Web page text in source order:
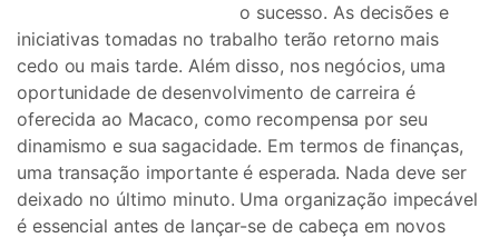
o sucesso. As decisões e
iniciativas tomadas no trabalho terão retorno mais
cedo ou mais tarde. Além disso, nos negócios, uma
oportunidade de desenvolvimento de carreira é
oferecida ao Macaco, como recompensa por seu
dinamismo e sua sagacidade. Em termos de finanças,
uma transação importante é esperada. Nada deve ser
deixado no último minuto. Uma organização impecável
é essencial antes de lançar-se de cabeça em novos